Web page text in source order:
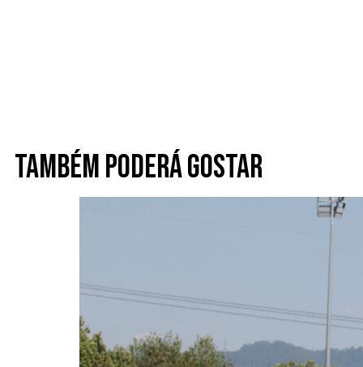
Também poderá gostar